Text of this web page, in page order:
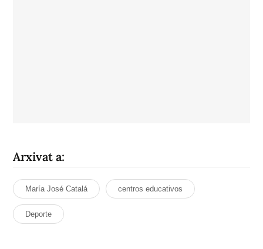
Arxivat a:
María José Catalá centros educativos
Deporte